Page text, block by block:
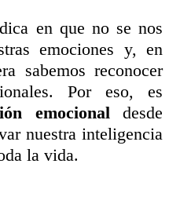
en que no se nos
emociones y, en
sabemos reconocer
Por eso, es
emocional desde
nuestra inteligencia
la vida.